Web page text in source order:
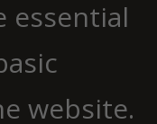
essential
website.